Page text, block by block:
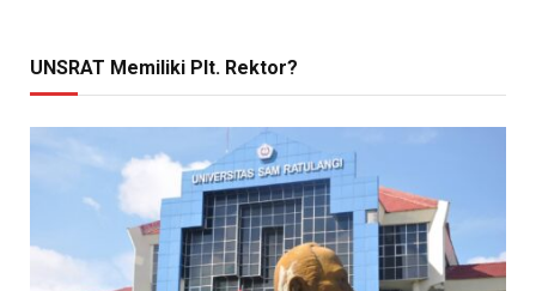
UNSRAT Memiliki Plt. Rektor?